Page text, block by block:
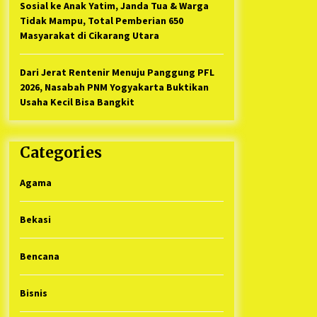
Sosial ke Anak Yatim, Janda Tua & Warga
Tidak Mampu, Total Pemberian 650
Masyarakat di Cikarang Utara
Dari Jerat Rentenir Menuju Panggung PFL
2026, Nasabah PNM Yogyakarta Buktikan
Usaha Kecil Bisa Bangkit
Categories
Agama
Bekasi
Bencana
Bisnis